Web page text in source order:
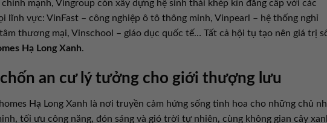
mạnh, Vingroup còn xây dựng hệ sinh thái khép kín đẳng cấp với các
lĩnh vực: VinFast – công nghiệp ô tô thông minh, Vinpearl – hệ thống nghỉ
thương mại, Vinschool – giáo dục quốc tế… Tất cả hội tụ tạo nên giá trị
Hạ Long Xanh.
an cư lý tưởng cho giới thượng lưu
Hạ Long Xanh là nơi truyền cảm hứng sống tinh hoa cho những chủ
tối ưu công năng, đón sáng và gió trời tự nhiên, cùng không gian cây